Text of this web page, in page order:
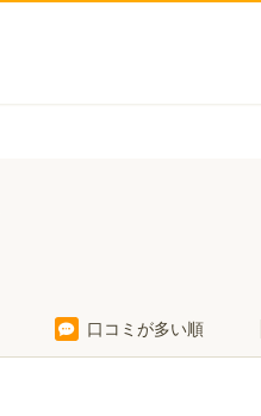
口コミが多い順